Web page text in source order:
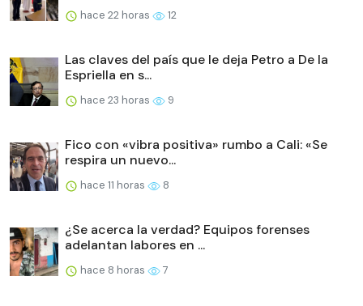
hace 22 horas 12
Las claves del país que le deja Petro a De la
Espriella en s...
hace 23 horas 9
Fico con «vibra positiva» rumbo a Cali: «Se
respira un nuevo...
hace 11 horas 8
¿Se acerca la verdad? Equipos forenses
adelantan labores en ...
hace 8 horas 7